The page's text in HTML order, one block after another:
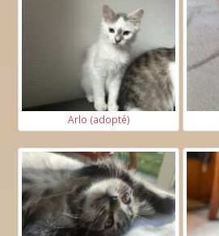
Arlo (adopté)